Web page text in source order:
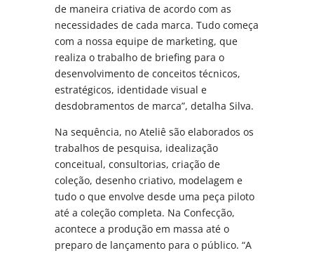
de maneira criativa de acordo com as
necessidades de cada marca. Tudo começa
com a nossa equipe de marketing, que
realiza o trabalho de briefing para o
desenvolvimento de conceitos técnicos,
estratégicos, identidade visual e
desdobramentos de marca”, detalha Silva.
Na sequência, no Ateliê são elaborados os
trabalhos de pesquisa, idealização
conceitual, consultorias, criação de
coleção, desenho criativo, modelagem e
tudo o que envolve desde uma peça piloto
até a coleção completa. Na Confecção,
acontece a produção em massa até o
preparo de lançamento para o público. “A